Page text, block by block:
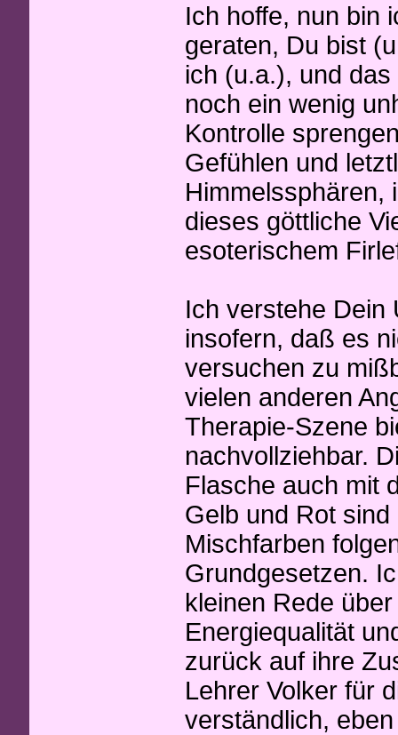
Ich hoffe, nun bin
geraten, Du bist
ich (u.a.), und
noch ein wenig
Kontrolle
Gefühlen und
Himmelssphären,
dieses göttliche
esoterischem
Ich verstehe Dein
insofern, daß es
versuchen zu
vielen anderen
Therapie-Szene
nachvollziehbar.
Flasche auch mit
Gelb und Rot
Mischfarben
Grundgesetzen.
kleinen Rede
Energiequalität
zurück auf ihre
Lehrer Volker für
verständlich,